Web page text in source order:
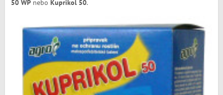
50 WPnebo Kuprikol 50.